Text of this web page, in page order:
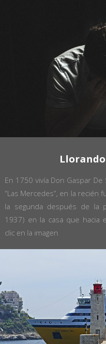
En 1750 vivía Don Gaspar
“Las Mercedes”, en la recién
la segunda después de la
1937) en la casa que hacia
clic en la imagen